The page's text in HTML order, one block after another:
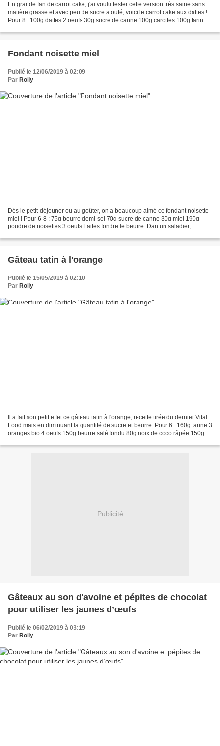
En grande fan de carrot cake, j'ai voulu tester cette version très saine sans
matière grasse et avec peu de sucre ajouté, voici le carrot cake aux dattes !
Pour 8 : 100g dattes 2 oeufs 30g sucre de canne 100g carottes 100g farine
Fondant noisette miel
Publié le 12/06/2019 à 02:09
Par Rolly
Dés le petit-déjeuner ou au goûter, on a beaucoup aimé ce fondant noisette
miel ! Pour 6-8 : 75g beurre demi-sel 70g sucre de canne 30g miel 190g
poudre de noisettes 3 oeufs Faites fondre le beurre. Dan un saladier,
Gâteau tatin à l'orange
Publié le 15/05/2019 à 02:10
Par Rolly
Il a fait son petit effet ce gâteau tatin à l'orange, recette tirée du dernier Vital
Food mais en diminuant la quantité de sucre et beurre. Pour 6 : 160g farine 3
oranges bio 4 oeufs 150g beurre salé fondu 80g noix de coco râpée 150g
Publicité
Gâteaux au son d'avoine et pépites de chocolat
pour utiliser les jaunes d’œufs
Publié le 06/02/2019 à 03:19
Par Rolly